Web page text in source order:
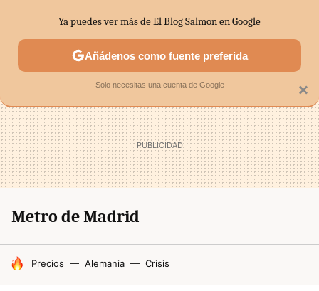
SECTORES ECONOMÍA DOMÉSTICA MERCADOS
Metro de Madrid
HOY SE HABLA DE
Precios Alemania Crisis
×
Ya puedes ver más de El Blog Salmon en Google
Añádenos como fuente preferida
Solo necesitas una cuenta de Google